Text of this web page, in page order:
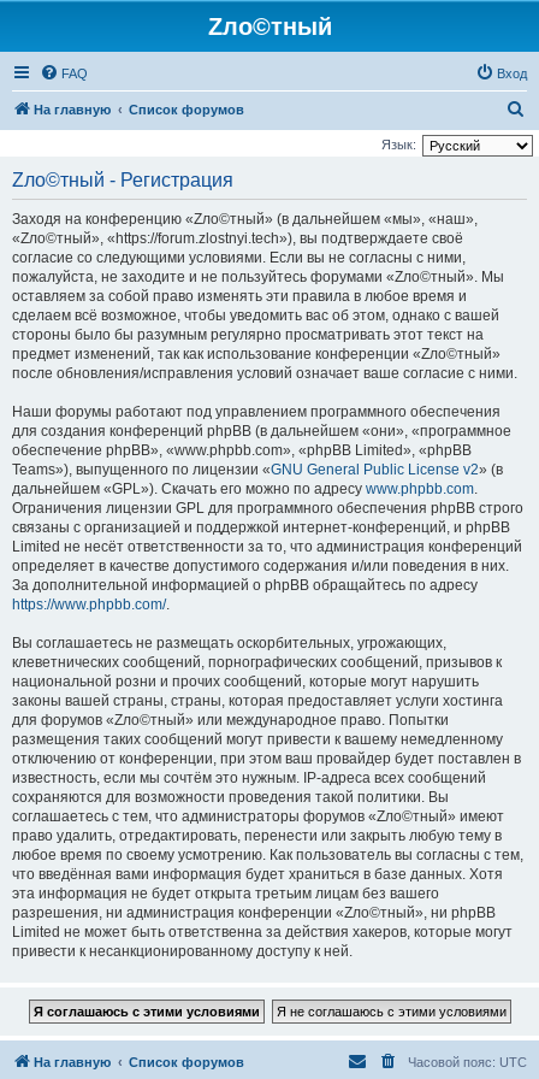
Zло©тный
FAQ Вход
На главную Список форумов
о
Язык:
Zло©тный - Регистрация
Заходя на конференцию «Zло©тный» (в дальнейшем «мы», «наш»,
«Zло©тный», «https://forum.zlostnyi.tech»), вы подтверждаете своё
согласие со следующими условиями. Если вы не согласны с ними,
пожалуйста, не заходите и не пользуйтесь форумами «Zло©тный». Мы
оставляем за собой право изменять эти правила в любое время и
сделаем всё возможное, чтобы уведомить вас об этом, однако с вашей
стороны было бы разумным регулярно просматривать этот текст на
предмет изменений, так как использование конференции «Zло©тный»
после обновления/исправления условий означает ваше согласие с ними.
Наши форумы работают под управлением программного обеспечения
для создания конференций phpBB (в дальнейшем «они», «программное
обеспечение phpBB», «www.phpbb.com», «phpBB Limited», «phpBB
Teams»), выпущенного по лицензии «GNU General Public License v2» (в
дальнейшем «GPL»). Скачать его можно по адресу www.phpbb.com.
Ограничения лицензии GPL для программного обеспечения phpBB строго
связаны с организацией и поддержкой интернет-конференций, и phpBB
Limited не несёт ответственности за то, что администрация конференций
определяет в качестве допустимого содержания и/или поведения в них.
За дополнительной информацией о phpBB обращайтесь по адресу
https://www.phpbb.com/.
Вы соглашаетесь не размещать оскорбительных, угрожающих,
клеветнических сообщений, порнографических сообщений, призывов к
национальной розни и прочих сообщений, которые могут нарушить
законы вашей страны, страны, которая предоставляет услуги хостинга
для форумов «Zло©тный» или международное право. Попытки
размещения таких сообщений могут привести к вашему немедленному
отключению от конференции, при этом ваш провайдер будет поставлен в
известность, если мы сочтём это нужным. IP-адреса всех сообщений
сохраняются для возможности проведения такой политики. Вы
соглашаетесь с тем, что администраторы форумов «Zло©тный» имеют
право удалить, отредактировать, перенести или закрыть любую тему в
любое время по своему усмотрению. Как пользователь вы согласны с тем,
что введённая вами информация будет храниться в базе данных. Хотя
эта информация не будет открыта третьим лицам без вашего
разрешения, ни администрация конференции «Zло©тный», ни phpBB
Limited не может быть ответственна за действия хакеров, которые могут
привести к несанкционированному доступу к ней.
На главную Список форумов Часовой пояс: UTC